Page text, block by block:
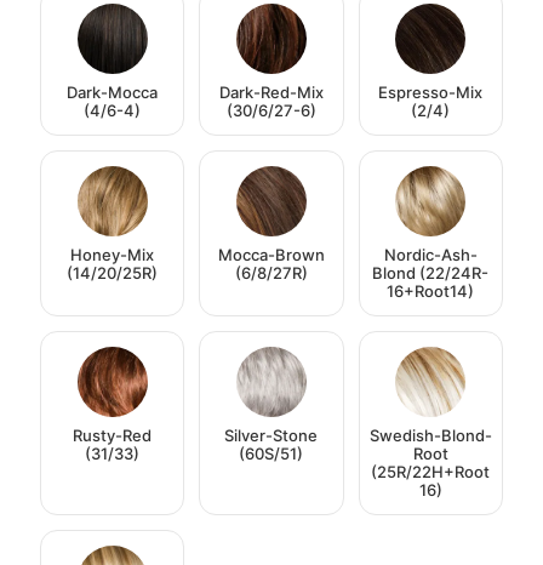
Dark-Mocca
(4/6-4)
Dark-Red-Mix
(30/6/27-6)
Espresso-Mix
(2/4)
Honey-Mix
(14/20/25R)
Mocca-Brown
(6/8/27R)
Nordic-Ash-
Blond (22/24R-
16+Root14)
Rusty-Red
(31/33)
Silver-Stone
(60S/51)
Swedish-Blond-
Root
(25R/22H+Root
16)